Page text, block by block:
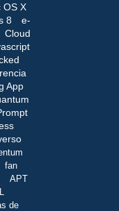
OS X
8
e-
Cloud
App
fan
APT
de